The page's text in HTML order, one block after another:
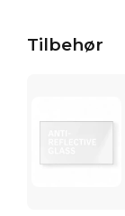
Tilbehør